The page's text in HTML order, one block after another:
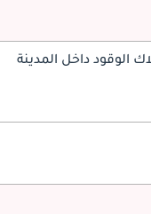
الوقود داخل المدينة